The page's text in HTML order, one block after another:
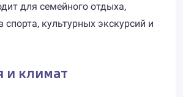
для семейного отдыха,
спорта, культурных экскурсий и
и климат